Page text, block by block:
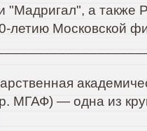
"Мадригал", а также
летию Московской
МГАФ) — одна из